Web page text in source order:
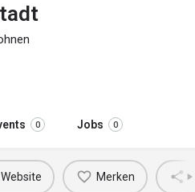
0 Jobs 0
Website Merken